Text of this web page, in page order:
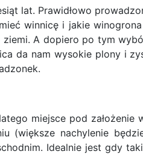
lat. Prawidłowo
winnicę i jakie
A dopiero po tym
da nam wysokie plony i
miejsce pod
(większe nachylenie
Idealnie jest gdy